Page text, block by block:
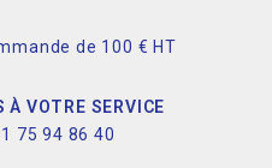
de 100 € HT
À VOTRE SERVICE
75 94 86 40